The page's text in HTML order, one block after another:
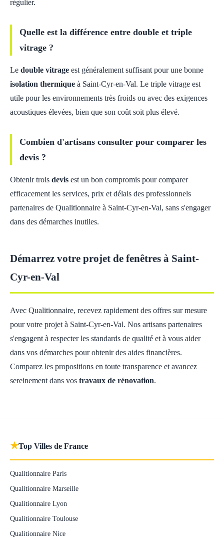
régulier.
Quelle est la différence entre double et triple
vitrage ?
Le double vitrage est généralement suffisant pour une bonne
isolation thermique à Saint-Cyr-en-Val. Le triple vitrage est
utile pour les environnements très froids ou avec des exigences
acoustiques élevées, bien que son coût soit plus élevé.
Combien d'artisans consulter pour comparer les
devis ?
Obtenir trois devis est un bon compromis pour comparer
efficacement les services, prix et délais des professionnels
partenaires de Qualitionnaire à Saint-Cyr-en-Val, sans s'engager
dans des démarches inutiles.
Démarrez votre projet de fenêtres à Saint-
Cyr-en-Val
Avec Qualitionnaire, recevez rapidement des offres sur mesure
pour votre projet à Saint-Cyr-en-Val. Nos artisans partenaires
s'engagent à respecter les standards de qualité et à vous aider
dans vos démarches pour obtenir des aides financières.
Comparez les propositions en toute transparence et avancez
sereinement dans vos travaux de rénovation.
★Top Villes de France
Qualitionnaire Paris
Qualitionnaire Marseille
Qualitionnaire Lyon
Qualitionnaire Toulouse
Qualitionnaire Nice